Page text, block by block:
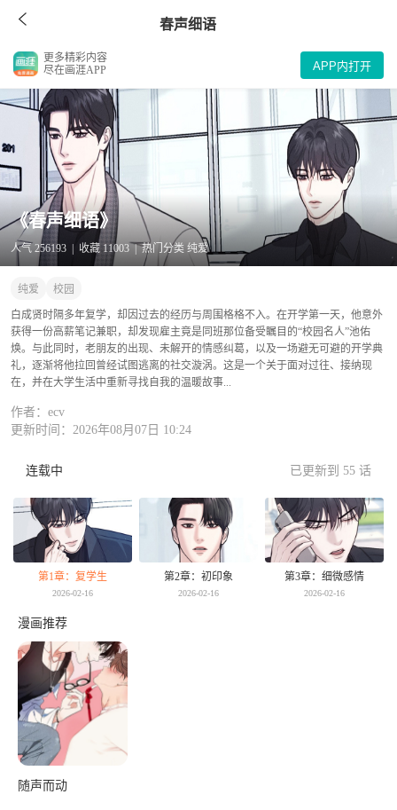
春声细语
更多精彩内容
尽在画涯APP
APP内打开
《春声细语》
人气 256193 | 收藏 11003 | 热门分类 纯爱
纯爱 校园
白成贤时隔多年复学，却因过去的经历与周围格格不入。在开学第一天，他意外
获得一份高薪笔记兼职，却发现雇主竟是同班那位备受瞩目的“校园名人”池佑
焕。与此同时，老朋友的出现、未解开的情感纠葛，以及一场避无可避的开学典
礼，逐渐将他拉回曾经试图逃离的社交漩涡。这是一个关于面对过往、接纳现
在，并在大学生活中重新寻找自我的温暖故事...
作者：ecv
更新时间：2026年08月07日 10:24
连载中 已更新到 55 话
第1章：复学生
2026-02-16
第2章：初印象
2026-02-16
第3章：细微感情
2026-02-16
漫画推荐
随声而动